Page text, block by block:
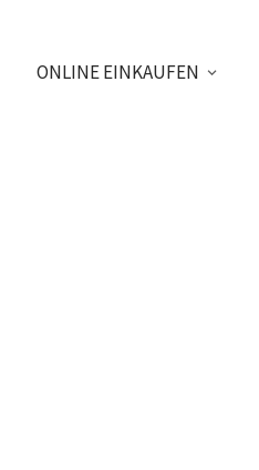
ONLINE EINKAUFEN